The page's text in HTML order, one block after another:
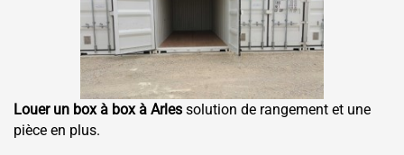
Louer un box à box à Arles solution de rangement et une
pièce en plus.